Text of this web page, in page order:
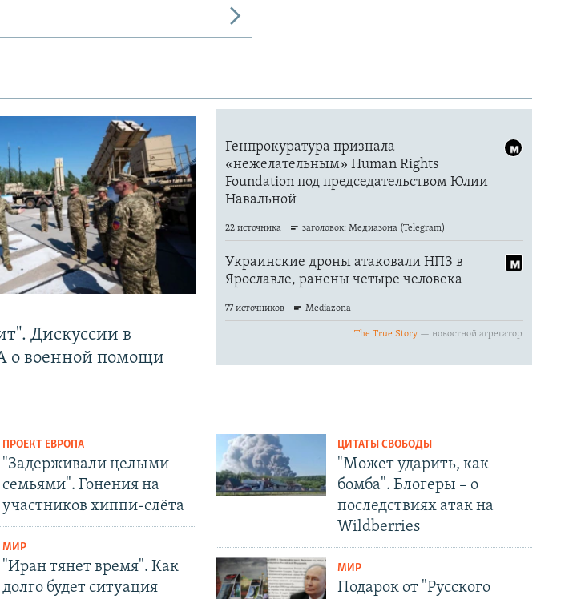
Дискуссии в
о военной помощи
ПРОЕКТ ЕВРОПА
"Задерживали целыми
семьями". Гонения на
участников хиппи-слёта
МИР
"Иран тянет время". Как
долго будет ситуация
ЦИТАТЫ СВОБОДЫ
"Может ударить, как
бомба". Блогеры – о
последствиях атак на
Wildberries
МИР
Подарок от "Русского